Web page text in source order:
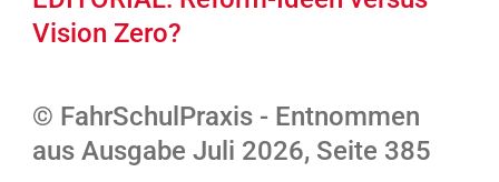
Vision Zero?
© FahrSchulPraxis - Entnommen
aus Ausgabe Juli 2026, Seite 385